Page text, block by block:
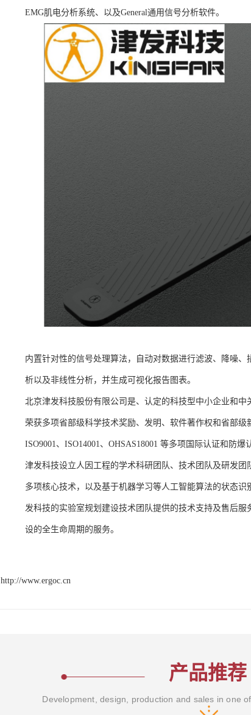
EMG肌电分析系统、以及General通用信号分析软件。
内置针对性的信号处理算法，自动对数据进行滤波、降噪
析以及非线性分析，并生成可视化报告图表。
北京津发科技股份有限公司是、认定的科技型中小企业和
荣获多项省部级科学技术奖励、发明、软件著作权和省部级
ISO9001、ISO14001、OHSAS18001 等多项国际认证和防爆
津发科技设立人因工程的学术科研团队、技术团队及研发
多项核心技术，以及基于机器学习等人工智能算法的状态
发科技的实验室规划建设技术团队提供的技术支持及售后
设的全生命周期的服务。
http://www.ergoc.cn
产品推荐
Development, design, production and sales in one